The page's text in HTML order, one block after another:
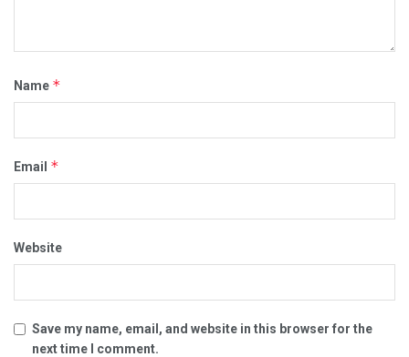
Name *
Email *
Website
Save my name, email, and website in this browser for the
next time I comment.